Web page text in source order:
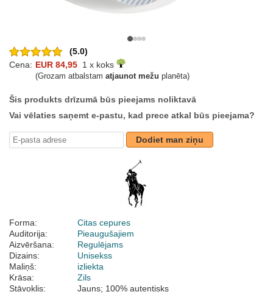
(5.0)
Cena: EUR 84,95 1 x koks
(Grozam atbalstam atjaunot mežu planēta)
Šis produkts drīzumā būs pieejams noliktavā
Vai vēlaties saņemt e-pastu, kad prece atkal būs pieejama?
Dodiet man ziņu
Forma:
Citas cepures
Auditorija:
Pieaugušajiem
Aizvēršana:
Regulējams
Dizains:
Unisekss
Maliņš:
izliekta
Krāsa:
Zils
Stāvoklis:
Jauns; 100% autentisks